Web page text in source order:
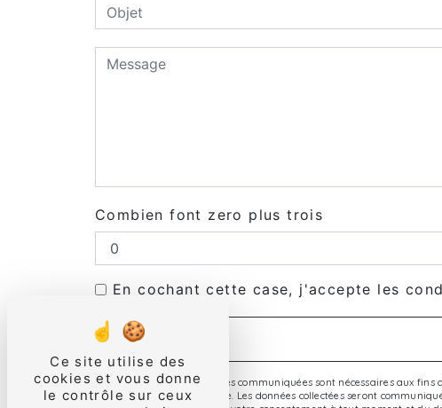
Combien font zero plus trois
En cochant cette case, j'accepte les
** Les données personnelles communiquées sont nécessaires aux
répondre à votre message. Les données collectées seront
Ce site utilise des
cookies et vous donne
le contrôle sur ceux